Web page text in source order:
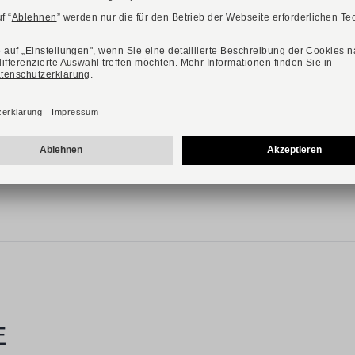
Art. 1233-001
179,90 €
Verfügbare Größen
36
37 37,5 38 38,5 39 40 40,5 41 42